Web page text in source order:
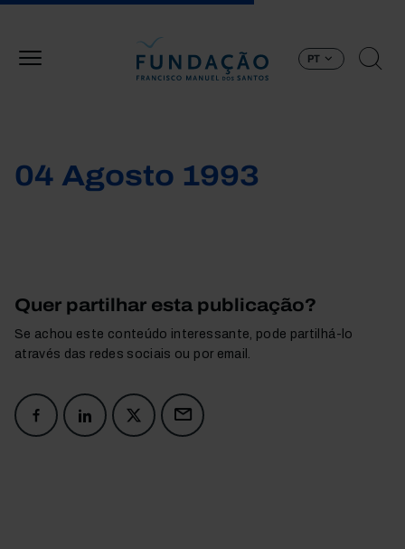
PT
04 Agosto 1993
Quer partilhar esta publicação?
Se achou este conteúdo interessante, pode partilhá-lo
através das redes sociais ou por email.